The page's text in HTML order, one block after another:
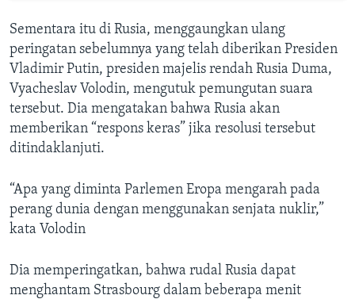
Sementara itu di Rusia, menggaungkan ulang
peringatan sebelumnya yang telah diberikan Presiden
Vladimir Putin, presiden majelis rendah Rusia Duma,
Vyacheslav Volodin, mengutuk pemungutan suara
tersebut. Dia mengatakan bahwa Rusia akan
memberikan “respons keras” jika resolusi tersebut
ditindaklanjuti.
“Apa yang diminta Parlemen Eropa mengarah pada
perang dunia dengan menggunakan senjata nuklir,”
kata Volodin
Dia memperingatkan, bahwa rudal Rusia dapat
menghantam Strasbourg dalam beberapa menit